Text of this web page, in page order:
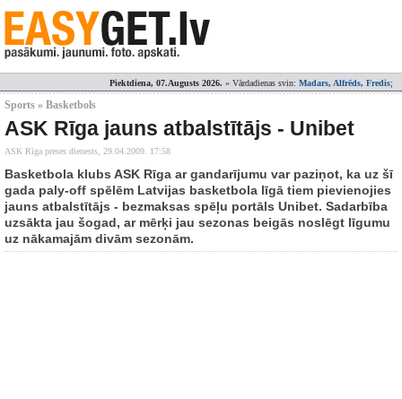
Piektdiena, 07.Augusts 2026. » Vārdadienas svin: Madars, Alfrēds, Fredis;
Sports » Basketbols
ASK Rīga jauns atbalstītājs - Unibet
ASK Rīga preses dienests, 29.04.2009. 17:58
Basketbola klubs ASK Rīga ar gandarījumu var paziņot, ka uz šī
gada paly-off spēlēm Latvijas basketbola līgā tiem pievienojies
jauns atbalstītājs - bezmaksas spēļu portāls Unibet. Sadarbība
uzsākta jau šogad, ar mērķi jau sezonas beigās noslēgt līgumu
uz nākamajām divām sezonām.